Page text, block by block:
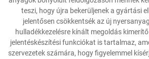
teszi, hogy újra bekerüljenek a gyártási
jelentősen csökkentsék az új
hulladékkezelésre kínált megoldás
jelentéskészítési funkciókat is tartalmaz,
szervezetek számára, hogy figyelemmel